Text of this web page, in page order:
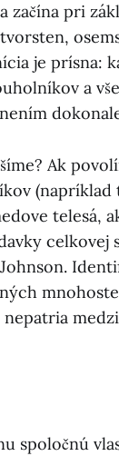
začína pri
je prísna:
a
Ak
(napríklad
telesá,
spoločnú